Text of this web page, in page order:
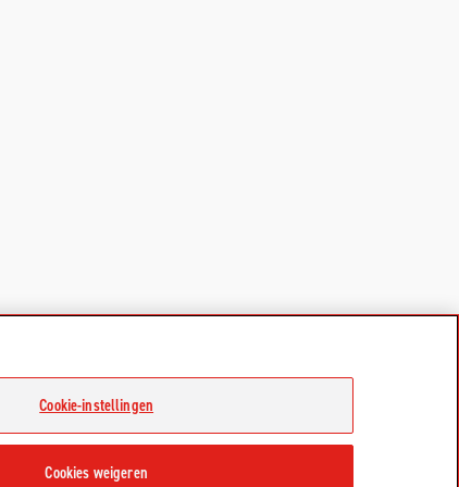
Cookie-instellingen
Cookies weigeren